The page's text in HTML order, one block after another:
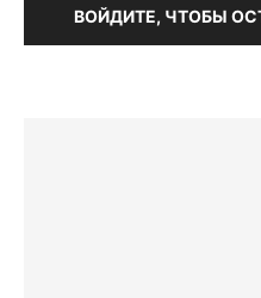
ВОЙДИТЕ, ЧТОБЫ